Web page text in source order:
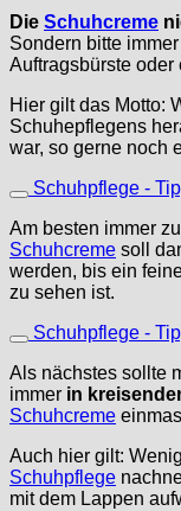
Die Schuhcreme
Sondern bitte
Auftragsbürste
Hier gilt das Motto:
Schuhepflegens
war, so gerne noch
Schuhpflege -
Am besten immer
Schuhcreme soll
werden, bis ein
zu sehen ist.
Schuhpflege -
Als nächstes sollte
immer in
Schuhcreme
Auch hier gilt:
Schuhpflege
mit dem Lappen